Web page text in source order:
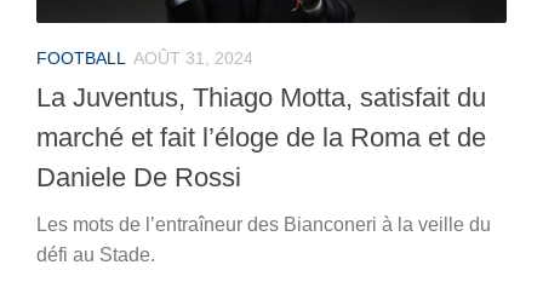
FOOTBALL AOÛT 31, 2024
La Juventus, Thiago Motta, satisfait du
marché et fait l’éloge de la Roma et de
Daniele De Rossi
Les mots de l’entraîneur des Bianconeri à la veille du
défi au Stade.